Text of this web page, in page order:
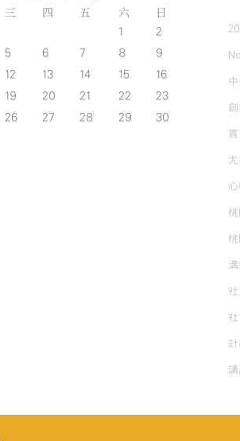
三 四 五 六 日
1
2
5 6 7 8
9
12 13 14 15
16
19 20 21 22
23
26 27 28 29
30
實
溝
講